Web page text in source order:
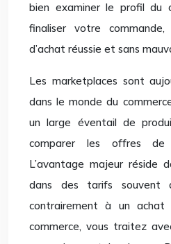
bien examiner le profil du
finaliser votre
d’achat réussie et sans
Les marketplaces sont
dans le monde du
un large éventail de
comparer les offres de
L’avantage majeur réside
dans des tarifs souvent
contrairement à un
commerce, vous traitez